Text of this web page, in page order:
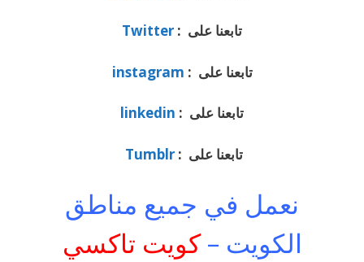
تابعنا على : Twitter
تابعنا على : instagram
تابعنا على : linkedin
تابعنا على :Tumblr
نعمل في جميع مناطق
الكويت –كويت تاكسي